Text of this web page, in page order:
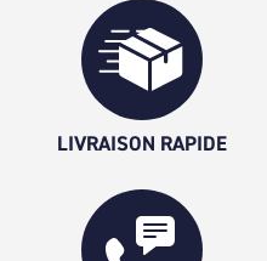
LIVRAISON RAPIDE